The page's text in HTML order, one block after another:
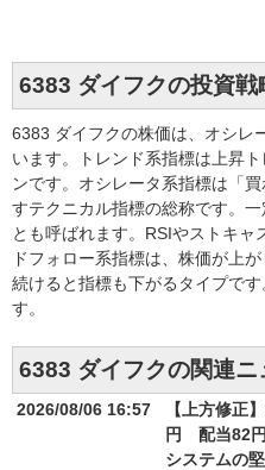
6383 ダイフクの投資戦
6383 ダイフクの株価は、オシレ
います。トレンド系指標は上昇
ンです。オシレータ系指標は「
すテクニカル指標の総称です。
とも呼ばれます。RSIやストキャ
ドフォロー系指標は、株価が上
続けると指標も下がるタイプで
す。
6383 ダイフクの関連ニ
2026/08/06 16:57
【上方修正
円 配当82
システムの